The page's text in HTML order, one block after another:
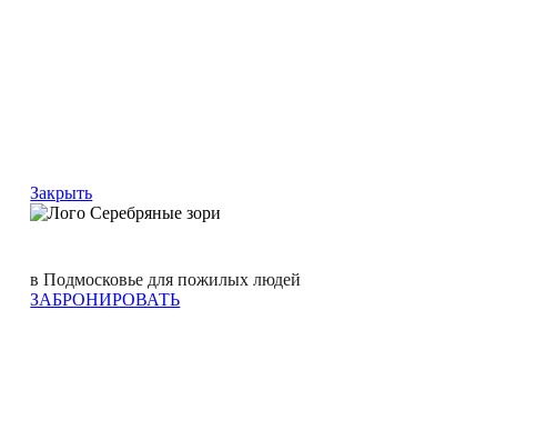
Закрыть
в Подмосковье для пожилых людей
ЗАБРОНИРОВАТЬ